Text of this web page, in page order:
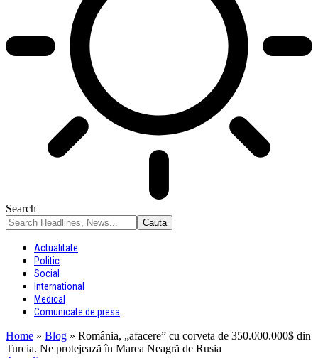
Search
Actualitate
Politic
Social
International
Medical
Comunicate de presa
Home » Blog » România, „afacere” cu corveta de 350.000.000$ din
Turcia. Ne protejează în Marea Neagră de Rusia